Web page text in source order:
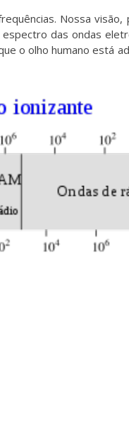
Nossa visão,
das ondas
o olho humano está